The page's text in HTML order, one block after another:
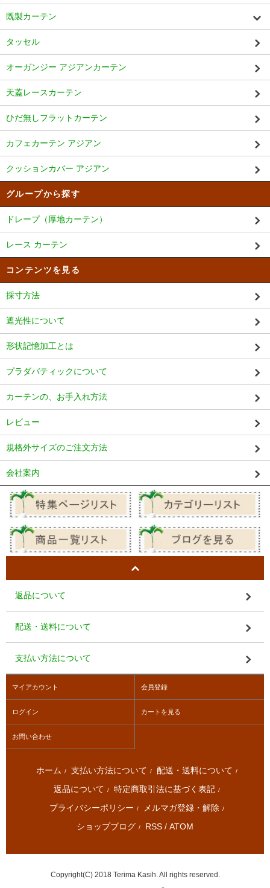
既製カーテン
タッセル
オーガンジー アジアンカーテン
天蓋レースカーテン
ひだ無しフラットカーテン
カフェカーテン アジアン
クッションカバー アジアン
グループから探す
ドレープ（厚地カーテン）
レース カーテン
コンテンツを見る
採寸方法
遮光性について
形状記憶加工とは
プラダバティックについて
カーテンの、お手入れ方法
レビュー
規格外サイズのご注文方法
会社案内
返品について
配送・送料について
支払い方法について
マイアカウント 会員登録
ログイン カートを見る
お問い合わせ
ホーム / 支払い方法について / 配送・送料について /
返品について / 特定商取引法に基づく表記 /
プライバシーポリシー / メルマガ登録・解除 /
ショップブログ / RSS / ATOM
Copyright(C) 2018 Terima Kasih. All rights reserved.